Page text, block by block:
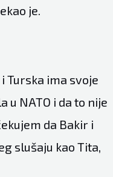
je.
Turska ima svoje
u NATO i da to nije
da Bakir i
slušaju kao Tita,